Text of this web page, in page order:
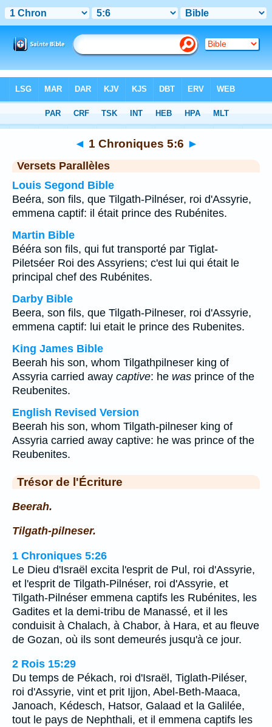
>Chapitre 5 > Verset 6
◄ 1 Chroniques 5:6 ►
Versets Parallèles
Louis Segond Bible
Beéra, son fils, que Tilgath-Pilnéser, roi d'Assyrie,
emmena captif: il était prince des Rubénites.
Martin Bible
Bééra son fils, qui fut transporté par Tiglat-
Piletséer Roi des Assyriens; c'est lui qui était le
principal chef des Rubénites.
Darby Bible
Beera, son fils, que Tilgath-Pilneser, roi d'Assyrie,
emmena captif: lui etait le prince des Rubenites.
King James Bible
Beerah his son, whom Tilgathpilneser king of
Assyria carried away captive: he was prince of the
Reubenites.
English Revised Version
Beerah his son, whom Tilgath-pilneser king of
Assyria carried away captive: he was prince of the
Reubenites.
Trésor de l'Écriture
Beerah.
Tilgath-pilneser.
1 Chroniques 5:26
Le Dieu d'Israël excita l'esprit de Pul, roi d'Assyrie,
et l'esprit de Tilgath-Pilnéser, roi d'Assyrie, et
Tilgath-Pilnéser emmena captifs les Rubénites, les
Gadites et la demi-tribu de Manassé, et il les
conduisit à Chalach, à Chabor, à Hara, et au fleuve
de Gozan, où ils sont demeurés jusqu'à ce jour.
2 Rois 15:29
Du temps de Pékach, roi d'Israël, Tiglath-Piléser,
roi d'Assyrie, vint et prit Ijjon, Abel-Beth-Maaca,
Janoach, Kédesch, Hatsor, Galaad et la Galilée,
tout le pays de Nephthali, et il emmena captifs les